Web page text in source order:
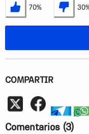
Estoy de
70%
No
COMPARTIR
telegram
Comentarios (3)